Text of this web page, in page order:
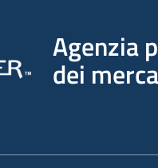
Agenzia
dei